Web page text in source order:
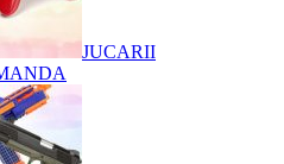
JUCARII